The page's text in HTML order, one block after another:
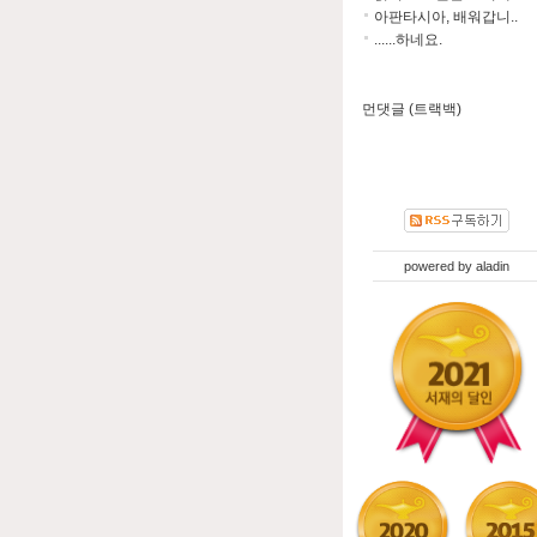
아판타시아, 배워갑니..
......하네요.
먼댓글 (트랙백)
powered by aladin